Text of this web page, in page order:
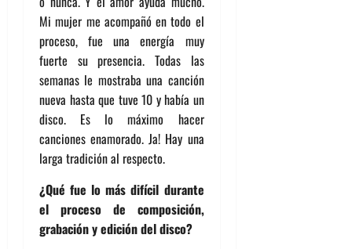
Mi mujer me acompañó en todo el
proceso, fue una energía muy
fuerte su presencia. Todas las
semanas le mostraba una canción
nueva hasta que tuve 10 y había un
disco. Es lo máximo hacer
canciones enamorado. Ja! Hay una
larga tradición al respecto.
¿Qué fue lo más difícil durante
el proceso de composición,
grabación y edición del disco?